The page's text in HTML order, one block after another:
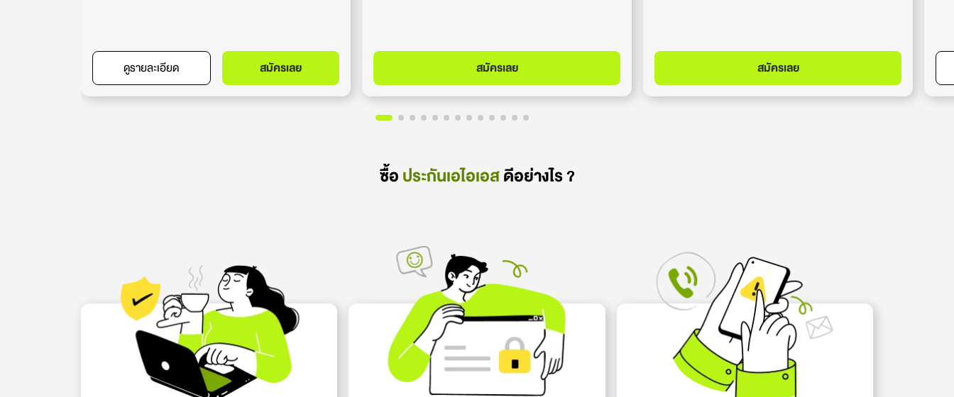
ดูรายละเอียด สมัครเลย สมัครเลย สมัครเลย
ซื้อประกันเอไอเอสดีอย่างไร ?